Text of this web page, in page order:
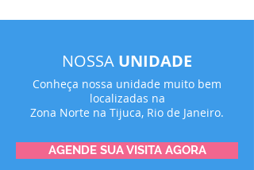
NOSSA UNIDADE
Conheça nossa unidade muito bem
localizadas na
Zona Norte na Tijuca, Rio de Janeiro.
AGENDE SUA VISITA AGORA